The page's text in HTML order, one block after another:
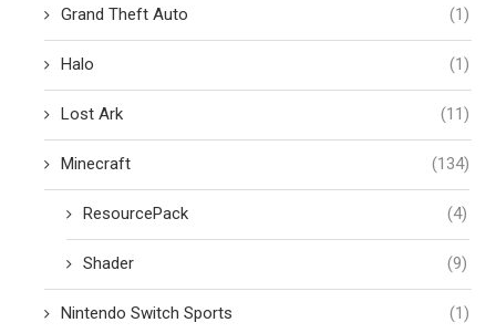
Grand Theft Auto (1)
Halo (1)
Lost Ark (11)
Minecraft (134)
ResourcePack (4)
Shader (9)
Nintendo Switch Sports (1)